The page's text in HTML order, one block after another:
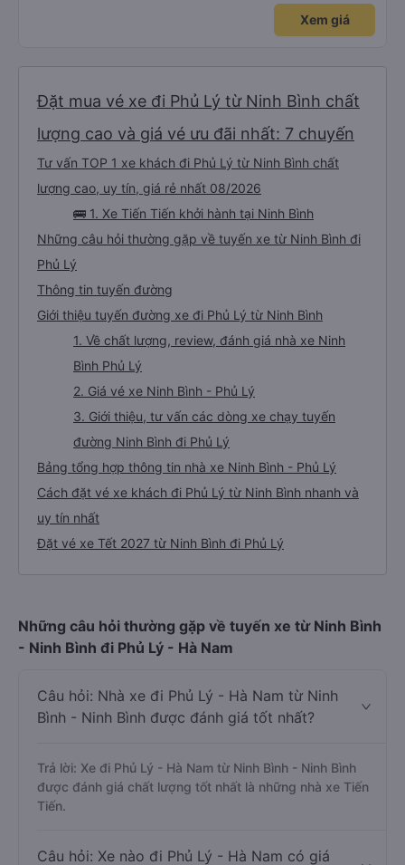
Xem giá
Đặt mua vé xe đi Phủ Lý từ Ninh Bình chất
lượng cao và giá vé ưu đãi nhất: 7 chuyến
Tư vấn TOP 1 xe khách đi Phủ Lý từ Ninh Bình chất
lượng cao, uy tín, giá rẻ nhất 08/2026
🚌 1. Xe Tiến Tiến khởi hành tại Ninh Bình
Những câu hỏi thường gặp về tuyến xe từ Ninh Bình đi
Phủ Lý
Thông tin tuyến đường
Giới thiệu tuyến đường xe đi Phủ Lý từ Ninh Bình
1. Về chất lượng, review, đánh giá nhà xe Ninh
Bình Phủ Lý
2. Giá vé xe Ninh Bình - Phủ Lý
3. Giới thiệu, tư vấn các dòng xe chạy tuyến
đường Ninh Bình đi Phủ Lý
Bảng tổng hợp thông tin nhà xe Ninh Bình - Phủ Lý
Cách đặt vé xe khách đi Phủ Lý từ Ninh Bình nhanh và
uy tín nhất
Đặt vé xe Tết 2027 từ Ninh Bình đi Phủ Lý
Những câu hỏi thường gặp về tuyến xe từ Ninh Bình
- Ninh Bình đi Phủ Lý - Hà Nam
Câu hỏi: Nhà xe đi Phủ Lý - Hà Nam từ Ninh
Bình - Ninh Bình được đánh giá tốt nhất?
Trả lời: Xe đi Phủ Lý - Hà Nam từ Ninh Bình - Ninh Bình
được đánh giá chất lượng tốt nhất là những nhà xe Tiến
Tiến.
Câu hỏi: Xe nào đi Phủ Lý - Hà Nam có giá